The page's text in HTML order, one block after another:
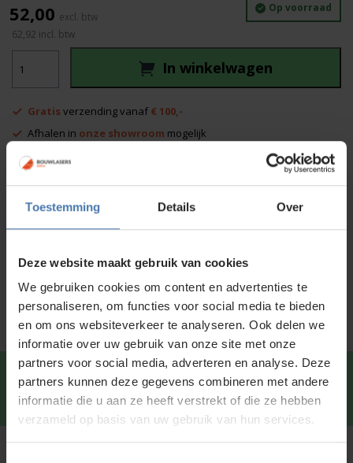
Toestemming Details Over
Deze website maakt gebruik van cookies
We gebruiken cookies om content en advertenties te
personaliseren, om functies voor social media te bieden
en om ons websiteverkeer te analyseren. Ook delen we
informatie over uw gebruik van onze site met onze
partners voor social media, adverteren en analyse. Deze
partners kunnen deze gegevens combineren met andere
informatie die u aan ze heeft verstrekt of die ze hebben
verzameld op basis van uw gebruik van hun services.
Op voorraad
easy
aantal
62,92 incl. btw
In winkelwagen
52,00
Gratis verzending vanaf € 100,-
Afhalen in onze showroom mogelijk
Voor 15:00 besteld is
Productinformatie
Snel en direct contact?We beantwoorden je vragen
graag viaWhatsapp.